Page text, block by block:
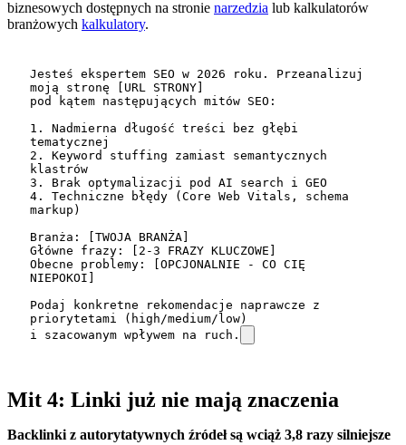
biznesowych dostępnych na stronie narzedzia lub kalkulatorów
branżowych kalkulatory.
Jesteś ekspertem SEO w 2026 roku. Przeanalizuj
moją stronę [URL STRONY]
pod kątem następujących mitów SEO:
1. Nadmierna długość treści bez głębi
tematycznej
2. Keyword stuffing zamiast semantycznych
klastrów
3. Brak optymalizacji pod AI search i GEO
4. Techniczne błędy (Core Web Vitals, schema
markup)
Branża: [TWOJA BRANŻA]
Główne frazy: [2-3 FRAZY KLUCZOWE]
Obecne problemy: [OPCJONALNIE - CO CIĘ
NIEPOKOI]
Podaj konkretne rekomendacje naprawcze z
priorytetami (high/medium/low)
i szacowanym wpływem na ruch.
Mit 4: Linki już nie mają znaczenia
Backlinki z autorytatywnych źródeł są wciąż 3,8 razy silniejsze